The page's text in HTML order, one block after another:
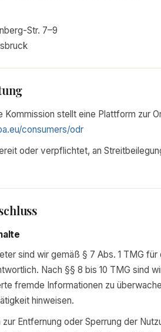
Str. 7–9
Kommission stellt eine Plattform zur
consumers/odr
oder verpflichtet, an
sind wir gemäß § 7 Abs. 1 TMG
Nach §§ 8 bis 10 TMG sind
fremde Informationen zu
hinweisen.
Entfernung oder Sperrung der